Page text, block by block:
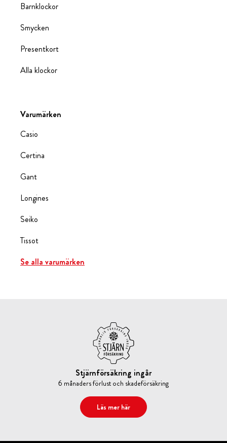
Barnklockor
Smycken
Presentkort
Alla klockor
Varumärken
Casio
Certina
Gant
Longines
Seiko
Tissot
Se alla varumärken
Stjärnförsäkring ingår
6 månaders förlust och skadeförsäkring
Läs mer här